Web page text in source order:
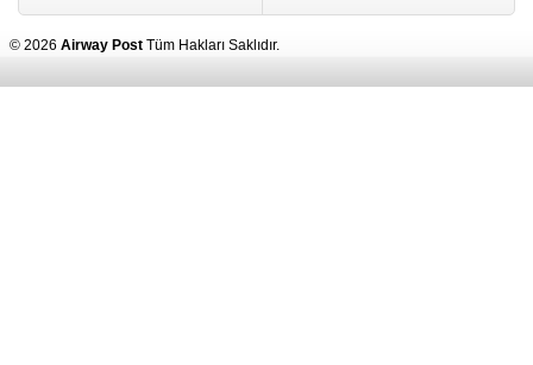
© 2026 Airway Post Tüm Hakları Saklıdır.